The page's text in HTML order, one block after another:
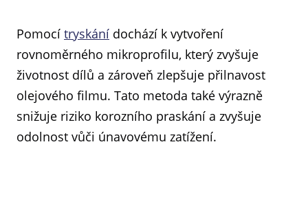
Pomocí tryskání dochází k vytvoření
rovnoměrného mikroprofilu, který zvyšuje
životnost dílů a zároveň zlepšuje přilnavost
olejového filmu. Tato metoda také výrazně
snižuje riziko korozního praskání a zvyšuje
odolnost vůči únavovému zatížení.